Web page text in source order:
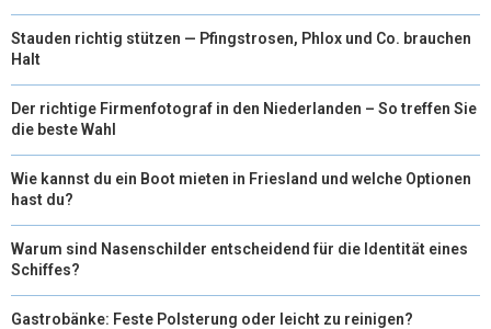
Stauden richtig stützen — Pfingstrosen, Phlox und Co. brauchen
Halt
Der richtige Firmenfotograf in den Niederlanden – So treffen Sie
die beste Wahl
Wie kannst du ein Boot mieten in Friesland und welche Optionen
hast du?
Warum sind Nasenschilder entscheidend für die Identität eines
Schiffes?
Gastrobänke: Feste Polsterung oder leicht zu reinigen?